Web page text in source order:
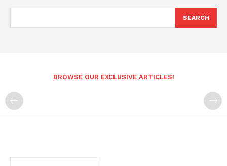
SEARCH
BROWSE OUR EXCLUSIVE ARTICLES!